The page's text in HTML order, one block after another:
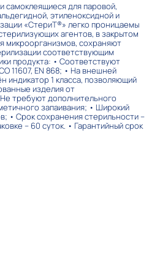
самоклеящиеся для паровой,
этиленоксидной и
«СтериТ®» легко проницаемы
агентов, в закрытом
микроорганизмов, сохраняют
соответствующим
продукта: • Соответствуют
11607, EN 868; • На внешней
индикатор 1 класса, позволяющий
изделия от
требуют дополнительного
запаивания; • Широкий
• Срок сохранения стерильности –
– 60 суток. • Гарантийный срок